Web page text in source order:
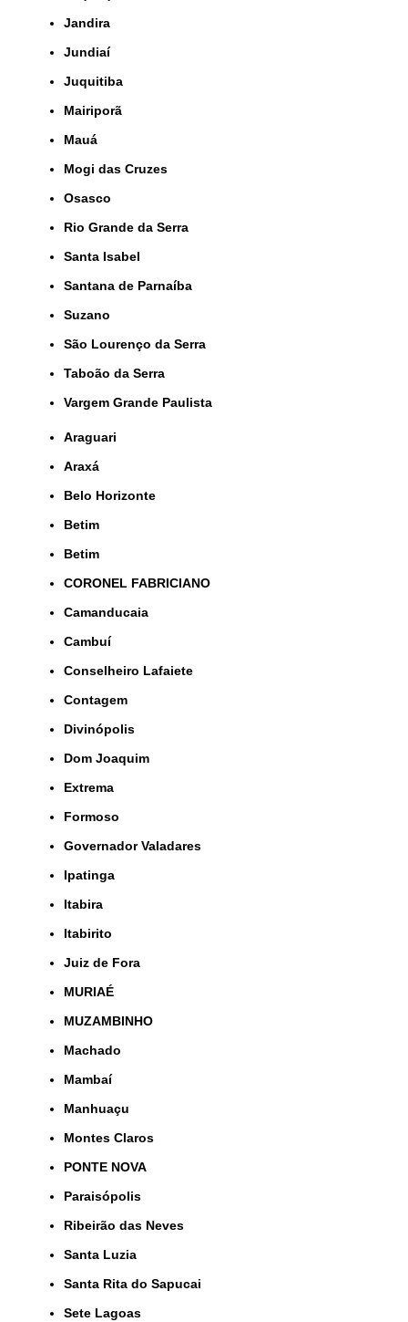
Jandira
Jundiaí
Juquitiba
Mairiporã
Mauá
Mogi das Cruzes
Osasco
Rio Grande da Serra
Santa Isabel
Santana de Parnaíba
Suzano
São Lourenço da Serra
Taboão da Serra
Vargem Grande Paulista
Araguari
Araxá
Belo Horizonte
Betim
Betim
CORONEL FABRICIANO
Camanducaia
Cambuí
Conselheiro Lafaiete
Contagem
Divinópolis
Dom Joaquim
Extrema
Formoso
Governador Valadares
Ipatinga
Itabira
Itabirito
Juiz de Fora
MURIAÉ
MUZAMBINHO
Machado
Mambaí
Manhuaçu
Montes Claros
PONTE NOVA
Paraisópolis
Ribeirão das Neves
Santa Luzia
Santa Rita do Sapucai
Sete Lagoas